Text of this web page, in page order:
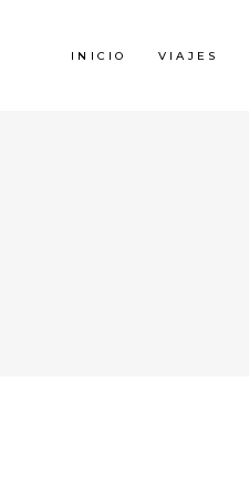
INICIO VIAJES